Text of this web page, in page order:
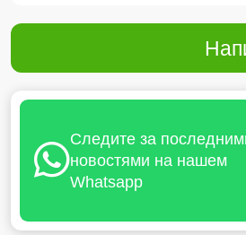
Следите за
новостями на нашем
Whatsapp